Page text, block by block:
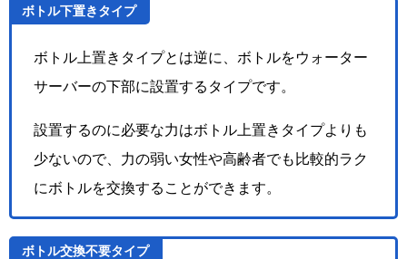
ボトル下置きタイプ
ボトル上置きタイプとは逆に、ボトルをウォーター
サーバーの下部に設置するタイプです。
設置するのに必要な力はボトル上置きタイプよりも
少ないので、力の弱い女性や高齢者でも比較的ラク
にボトルを交換することができます。
ボトル交換不要タイプ